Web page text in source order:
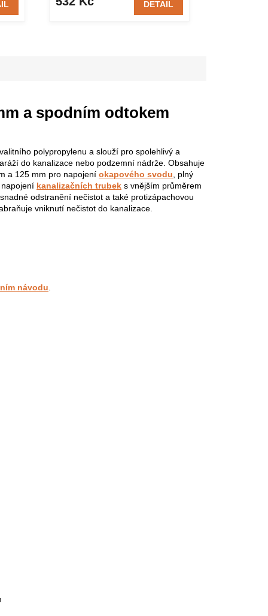
DETAIL
a spodním odtokem
polypropylenu a slouží pro spolehlivý a
do kanalizace nebo podzemní nádrže. Obsahuje
a 125 mm pro napojení okapového svodu, plný
kanalizačních trubek s vnějším průměrem
odstranění nečistot a také protizápachovou
vniknutí nečistot do kanalizace.
návodu.